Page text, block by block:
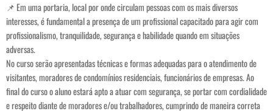
📌 Em uma portaria, local por onde circulam pessoas com os mais diversos
interesses, é fundamental a presença de um profissional capacitado para agir com
profissionalismo, tranquilidade, segurança e habilidade quando em situações
adversas.
No curso serão apresentadas técnicas e formas adequadas para o atendimento de
visitantes, moradores de condomínios residenciais, funcionários de empresas. Ao
final do curso o aluno estará apto a atuar com segurança, se portar com cordialidade
e respeito diante de moradores e/ou trabalhadores, cumprindo de maneira correta